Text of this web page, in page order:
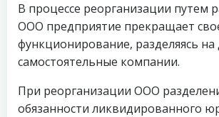
В процессе реорганизации путем
ООО предприятие прекращает
функционирование, разделяясь на
самостоятельные компании.
При реорганизации ООО
обязанности ликвидированного